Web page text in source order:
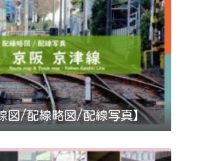
図/配線略図/配線写真】